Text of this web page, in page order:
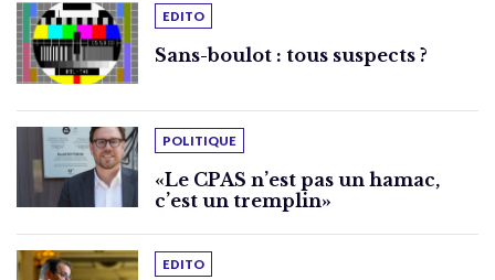
EDITO
Sans-boulot : tous suspects ?
POLITIQUE
«Le CPAS n’est pas un hamac,
c’est un tremplin»
EDITO